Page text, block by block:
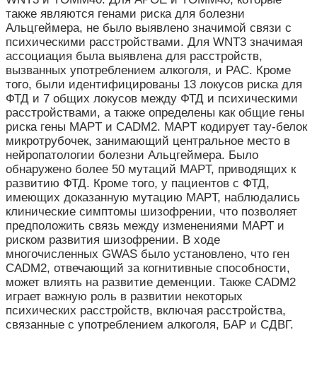
также являются генами риска для болезни
Альцгеймера, не было выявлено значимой связи с
психическими расстройствами. Для WNT3 значимая
ассоциация была выявлена для расстройств,
вызванных употреблением алкоголя, и РАС. Кроме
того, были идентифицированы 13 локусов риска для
ФТД и 7 общих локусов между ФТД и психическими
расстройствами, а также определены как общие гены
риска гены MAPT и CADM2. MAPT кодирует тау-белок
микротрубочек, занимающий центральное место в
нейропатологии болезни Альцгеймера. Было
обнаружено более 50 мутаций MAPT, приводящих к
развитию ФТД. Кроме того, у пациентов с ФТД,
имеющих доказанную мутацию MAPT, наблюдались
клинические симптомы шизофрении, что позволяет
предположить связь между изменениями МАРТ и
риском развития шизофрении. В ходе
многочисленных GWAS было установлено, что ген
CADM2, отвечающий за когнитивные способности,
может влиять на развитие деменции. Также CADM2
играет важную роль в развитии некоторых
психических расстройств, включая расстройства,
связанные с употреблением алкоголя, БАР и СДВГ.